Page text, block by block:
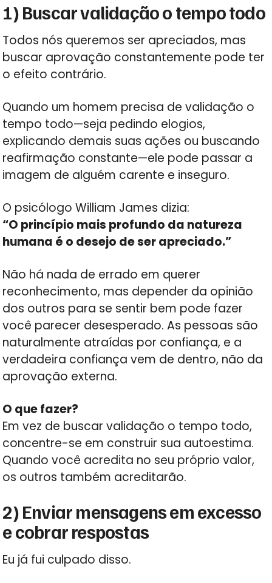
1) Buscar validação o tempo todo
Todos nós queremos ser apreciados, mas
buscar aprovação constantemente pode ter
o efeito contrário.
Quando um homem precisa de validação o
tempo todo—seja pedindo elogios,
explicando demais suas ações ou buscando
reafirmação constante—ele pode passar a
imagem de alguém carente e inseguro.
O psicólogo William James dizia:
“O princípio mais profundo da natureza
humana é o desejo de ser apreciado.”
Não há nada de errado em querer
reconhecimento, mas depender da opinião
dos outros para se sentir bem pode fazer
você parecer desesperado. As pessoas são
naturalmente atraídas por confiança, e a
verdadeira confiança vem de dentro, não da
aprovação externa.
O que fazer?
Em vez de buscar validação o tempo todo,
concentre-se em construir sua autoestima.
Quando você acredita no seu próprio valor,
os outros também acreditarão.
2) Enviar mensagens em excesso
e cobrar respostas
Eu já fui culpado disso.